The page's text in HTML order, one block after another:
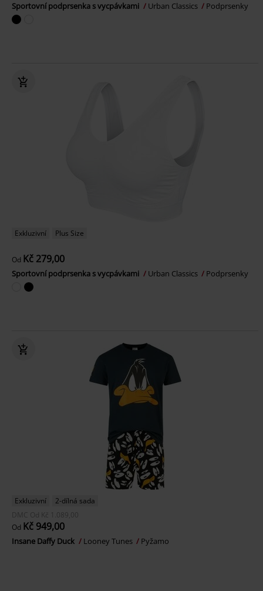
Sportovní podprsenka s vycpávkami Urban Classics Podprsenky
Exkluzivní Plus Size
Od Kč 279,00
Sportovní podprsenka s vycpávkami Urban Classics Podprsenky
Exkluzivní
2-dílná sada
DMC Od Kč 1.089,00
Od Kč 949,00
Insane Daffy Duck Looney Tunes Pyžamo